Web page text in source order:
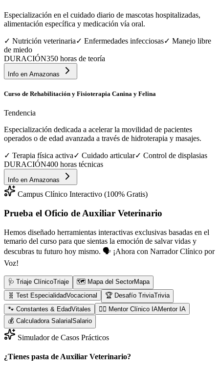
Especialización en el cuidado diario de mascotas hospitalizadas,
alimentación específica y medicación vía oral.
✓ Nutrición veterinaria✓ Enfermedades infecciosas✓ Manejo libre
de miedo
DURACIÓN350 horas de teoría
Info en Amazonas
Curso de Rehabilitación y Fisioterapia Canina y Felina
Tendencia
Especialización dedicada a acelerar la movilidad de pacientes
operados o de edad avanzada a través de hidroterapia y masajes.
✓ Terapia física activa✓ Cuidado articular✓ Control de displasias
DURACIÓN400 horas técnicas
Info en Amazonas
Campus Clínico Interactivo (100% Gratis)
Prueba el Oficio de Auxiliar Veterinario
Hemos diseñado herramientas interactivas exclusivas basadas en el
temario del curso para que sientas la emoción de salvar vidas y
descubras tu futuro hoy mismo. 🗣️ ¡Ahora con Narrador Clínico por
Voz!
🩺 Triaje ClínicoTriaje 🗺️ Mapa del SectorMapa
🧬 Test EspecialidadVocacional 🏆 Desafío TriviaTrivia
🐾 Constantes & EdadVitales 👨‍⚕️ Mentor Clínico IAMentor IA
💰 Calculadora SalarialSalario
Simulador de Casos Prácticos
¿Tienes pasta de Auxiliar Veterinario?